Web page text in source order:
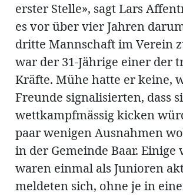
erster Stelle», sagt Lars
es vor über vier Jahren
dritte Mannschaft im Verein
war der 31-Jährige einer der
Kräfte. Mühe hatte er keine,
Freunde signalisierten, dass
wettkampfmässig kicken
paar wenigen Ausnahmen
in der Gemeinde Baar.
waren einmal als Junioren
meldeten sich, ohne je in